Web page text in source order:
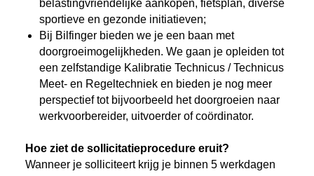
belastingvriendelijke aankopen, fietsplan, diverse
sportieve en gezonde initiatieven;
Bij Bilfinger bieden we je een baan met
doorgroeimogelijkheden. We gaan je opleiden tot
een zelfstandige Kalibratie Technicus / Technicus
Meet- en Regeltechniek en bieden je nog meer
perspectief tot bijvoorbeeld het doorgroeien naar
werkvoorbereider, uitvoerder of coördinator.
Hoe ziet de sollicitatieprocedure eruit?
Wanneer je solliciteert krijg je binnen 5 werkdagen